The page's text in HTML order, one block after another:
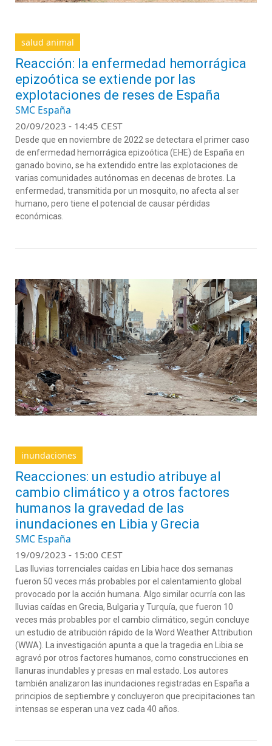
salud animal
Reacción: la enfermedad hemorrágica
epizoótica se extiende por las
explotaciones de reses de España
SMC España
20/09/2023 - 14:45 CEST
Desde que en noviembre de 2022 se detectara el primer caso
de enfermedad hemorrágica epizoótica (EHE) de España en
ganado bovino, se ha extendido entre las explotaciones de
varias comunidades autónomas en decenas de brotes. La
enfermedad, transmitida por un mosquito, no afecta al ser
humano, pero tiene el potencial de causar pérdidas
económicas.
inundaciones
Reacciones: un estudio atribuye al
cambio climático y a otros factores
humanos la gravedad de las
inundaciones en Libia y Grecia
SMC España
19/09/2023 - 15:00 CEST
Las lluvias torrenciales caídas en Libia hace dos semanas
fueron 50 veces más probables por el calentamiento global
provocado por la acción humana. Algo similar ocurría con las
lluvias caídas en Grecia, Bulgaria y Turquía, que fueron 10
veces más probables por el cambio climático, según concluye
un estudio de atribución rápido de la Word Weather Attribution
(WWA). La investigación apunta a que la tragedia en Libia se
agravó por otros factores humanos, como construcciones en
llanuras inundables y presas en mal estado. Los autores
también analizaron las inundaciones registradas en España a
principios de septiembre y concluyeron que precipitaciones tan
intensas se esperan una vez cada 40 años.